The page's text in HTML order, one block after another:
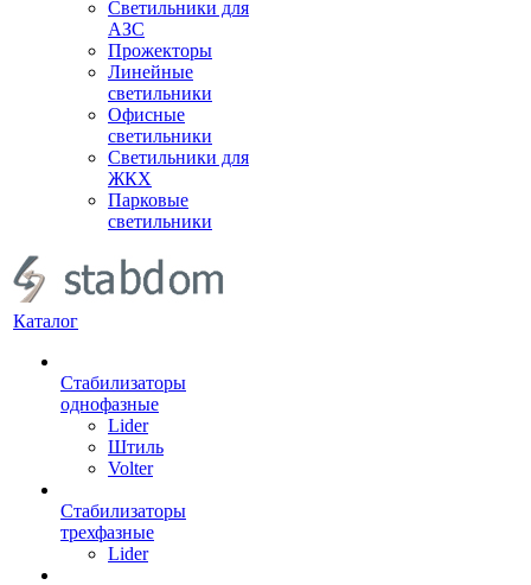
Светильники для
АЗС
Прожекторы
Линейные
светильники
Офисные
светильники
Светильники для
ЖКХ
Парковые
светильники
Каталог
Стабилизаторы
однофазные
Lider
Штиль
Volter
Стабилизаторы
трехфазные
Lider